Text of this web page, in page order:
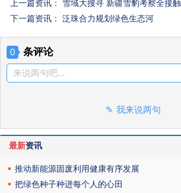
上一篇资讯： 雪域大搜寻 新疆雪豹考察全接触
下一篇资讯： 泛珠合力规划绿色生态河
0 条评论
来说两句吧...
我来说两句
最新资讯
推动新能源固废利用健康有序发展
把绿色种子种进每个人的心田